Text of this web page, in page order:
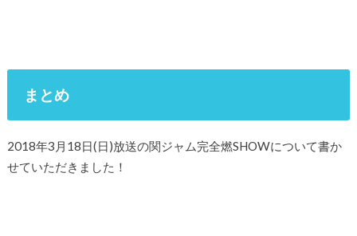
まとめ
2018年3月18日(日)放送の関ジャム完全燃SHOWについて書か
せていただきました！